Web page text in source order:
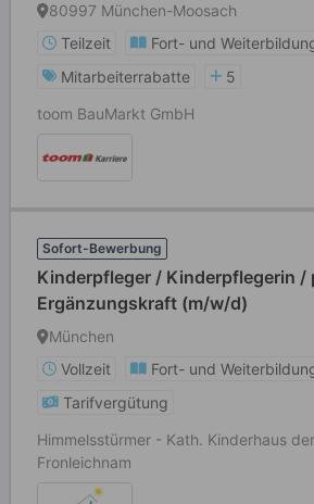
80997 München-Moosach
Teilzeit
Fort- und
Mitarbeiterrabatte
5
toom BauMarkt GmbH
Sofort-Bewerbung
Kinderpfleger / Kinderpflegerin /
Ergänzungskraft (m/w/d)
München
Vollzeit
Fort- und
Tarifvergütung
Himmelsstürmer - Kath. Kinderhaus
Fronleichnam